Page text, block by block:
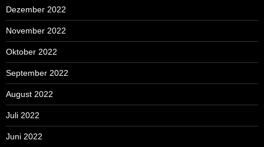
Dezember 2022
November 2022
Oktober 2022
September 2022
August 2022
Juli 2022
Juni 2022